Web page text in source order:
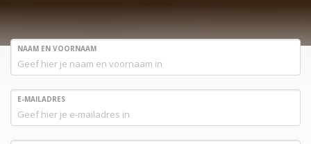
NAAM EN VOORNAAM
E-MAILADRES